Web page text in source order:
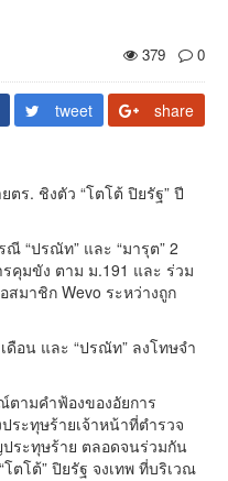
379 0
tweet share
ตร. ชิงตัว “โตโต้ ปิยรัฐ” ปี
“ปรณัท” และ “มารุต” 2
คุมขัง ตาม ม.191 และ ร่วม
มาชิก Wevo ระหว่างถูก
อน และ “ปรณัท” ลงโทษจำ
ตามคำฟ้องของอัยการ
ระทุษร้ายเจ้าหน้าที่ตำรวจ
ระทุษร้าย ตลอดจนร่วมกัน
ตโต้” ปิยรัฐ จงเทพ ที่บริเวณ